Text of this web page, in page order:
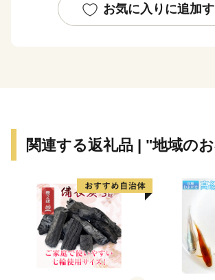
「発送完了メール」に記載されたお荷物
直接配送業者にお問い合わせください。
・返礼品の写真はイメージです。
※1月1日～10日は指定日配送をお受け
了承ください。※
※指定日配送を受付していない返礼品は
記入いただいた場合でもお受けすること
す。ご注意ください※
お気に入りに追加
関連する返礼品 | "地域の